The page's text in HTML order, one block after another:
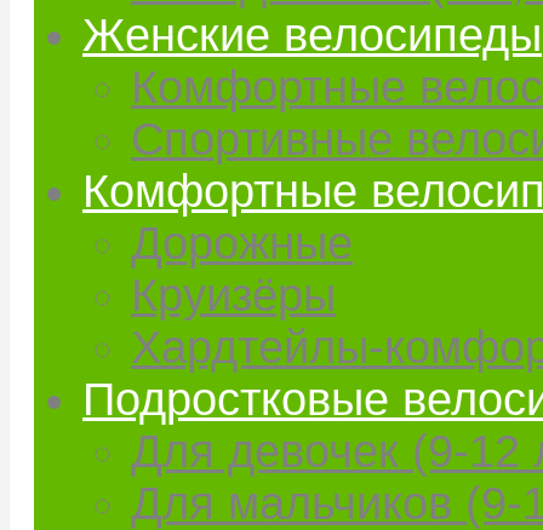
Женские велосипеды
Комфортные
Спортивные
Комфортные
Дорожные
Круизёры
Хардтейлы-
Подростковые
Для девочек (9-12
Для мальчиков (9-